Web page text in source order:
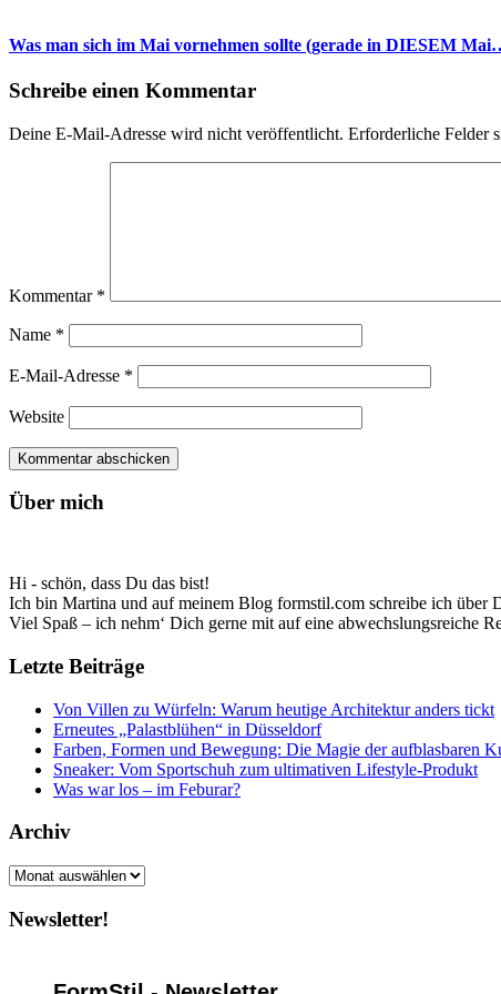
Was man sich im Mai vornehmen sollte (gerade in DIESEM
Schreibe einen Kommentar
Deine E-Mail-Adresse wird nicht veröffentlicht. Erforderliche Felder
Kommentar *
Name *
E-Mail-Adresse *
Website
Über mich
Hi - schön, dass Du das bist!
Ich bin Martina und auf meinem Blog formstil.com schreibe ich über
Viel Spaß – ich nehm‘ Dich gerne mit auf eine abwechslungsreiche
Letzte Beiträge
Von Villen zu Würfeln: Warum heutige Architektur anders tickt
Erneutes „Palastblühen“ in Düsseldorf
Farben, Formen und Bewegung: Die Magie der aufblasbaren
Sneaker: Vom Sportschuh zum ultimativen Lifestyle-Produkt
Was war los – im Feburar?
Archiv
Archiv
Newsletter!